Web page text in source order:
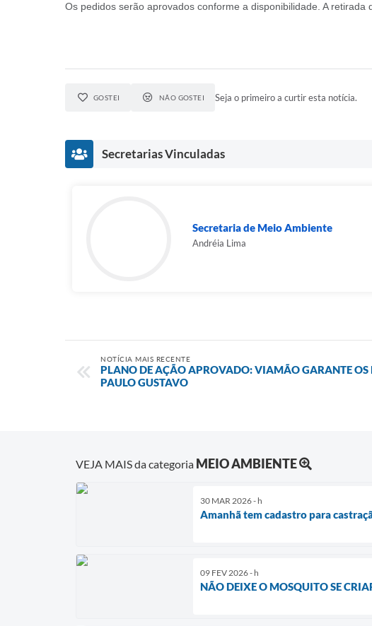
Os pedidos serão aprovados conforme a disponibilidade. A
GOSTEI NÃO GOSTEI Seja o primeiro a curtir esta notícia.
Secretarias Vinculadas
Secretaria de Meio Ambiente
Andréia Lima
NOTÍCIA MAIS RECENTE
PLANO DE AÇÃO APROVADO: VIAMÃO GARANTE OS
PAULO GUSTAVO
VEJA MAIS da categoria MEIO AMBIENTE
30 MAR 2026 - h
Amanhã tem cadastro para
09 FEV 2026 - h
NÃO DEIXE O MOSQUITO SE